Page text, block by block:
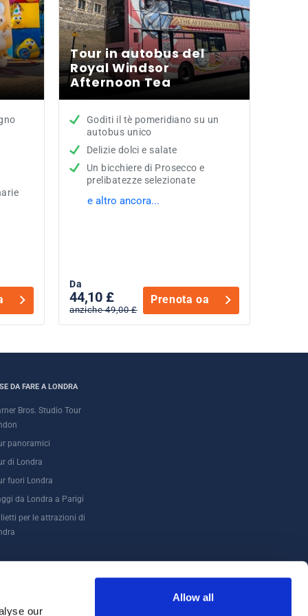
our
Allow all
Tour in autobus del
Royal Windsor
Afternoon Tea
Goditi il tè pomeridiano su un
autobus unico
Delizie dolci e salate
Un bicchiere di Prosecco e
prelibatezze selezionate
e altro ancora...
Da
44,10 £
anziche 49,00 £
Prenota oa
DA FARE A LONDRA
Bros. Studio Tour
panoramici
di Londra
fuori Londra
da Londra a Parigi
per le attrazioni di